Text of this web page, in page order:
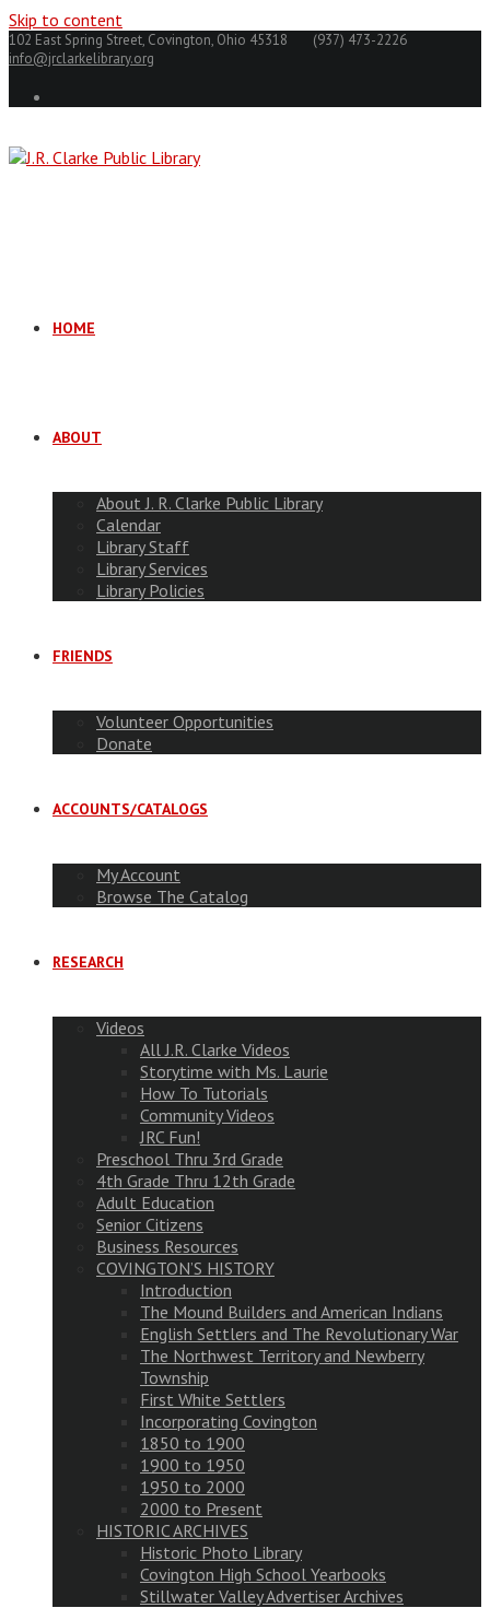
Skip to content
102 East Spring Street, Covington, Ohio 45318
(937) 473-2226
info@jrclarkelibrary.org
HOME
ABOUT
About J. R. Clarke Public Library
Calendar
Library Staff
Library Services
Library Policies
FRIENDS
Volunteer Opportunities
Donate
ACCOUNTS/CATALOGS
My Account
Browse The Catalog
RESEARCH
Videos
All J.R. Clarke Videos
Storytime with Ms. Laurie
How To Tutorials
Community Videos
JRC Fun!
Preschool Thru 3rd Grade
4th Grade Thru 12th Grade
Adult Education
Senior Citizens
Business Resources
COVINGTON’S HISTORY
Introduction
The Mound Builders and American Indians
English Settlers and The Revolutionary War
The Northwest Territory and Newberry
Township
First White Settlers
Incorporating Covington
1850 to 1900
1900 to 1950
1950 to 2000
2000 to Present
HISTORIC ARCHIVES
Historic Photo Library
Covington High School Yearbooks
Stillwater Valley Advertiser Archives